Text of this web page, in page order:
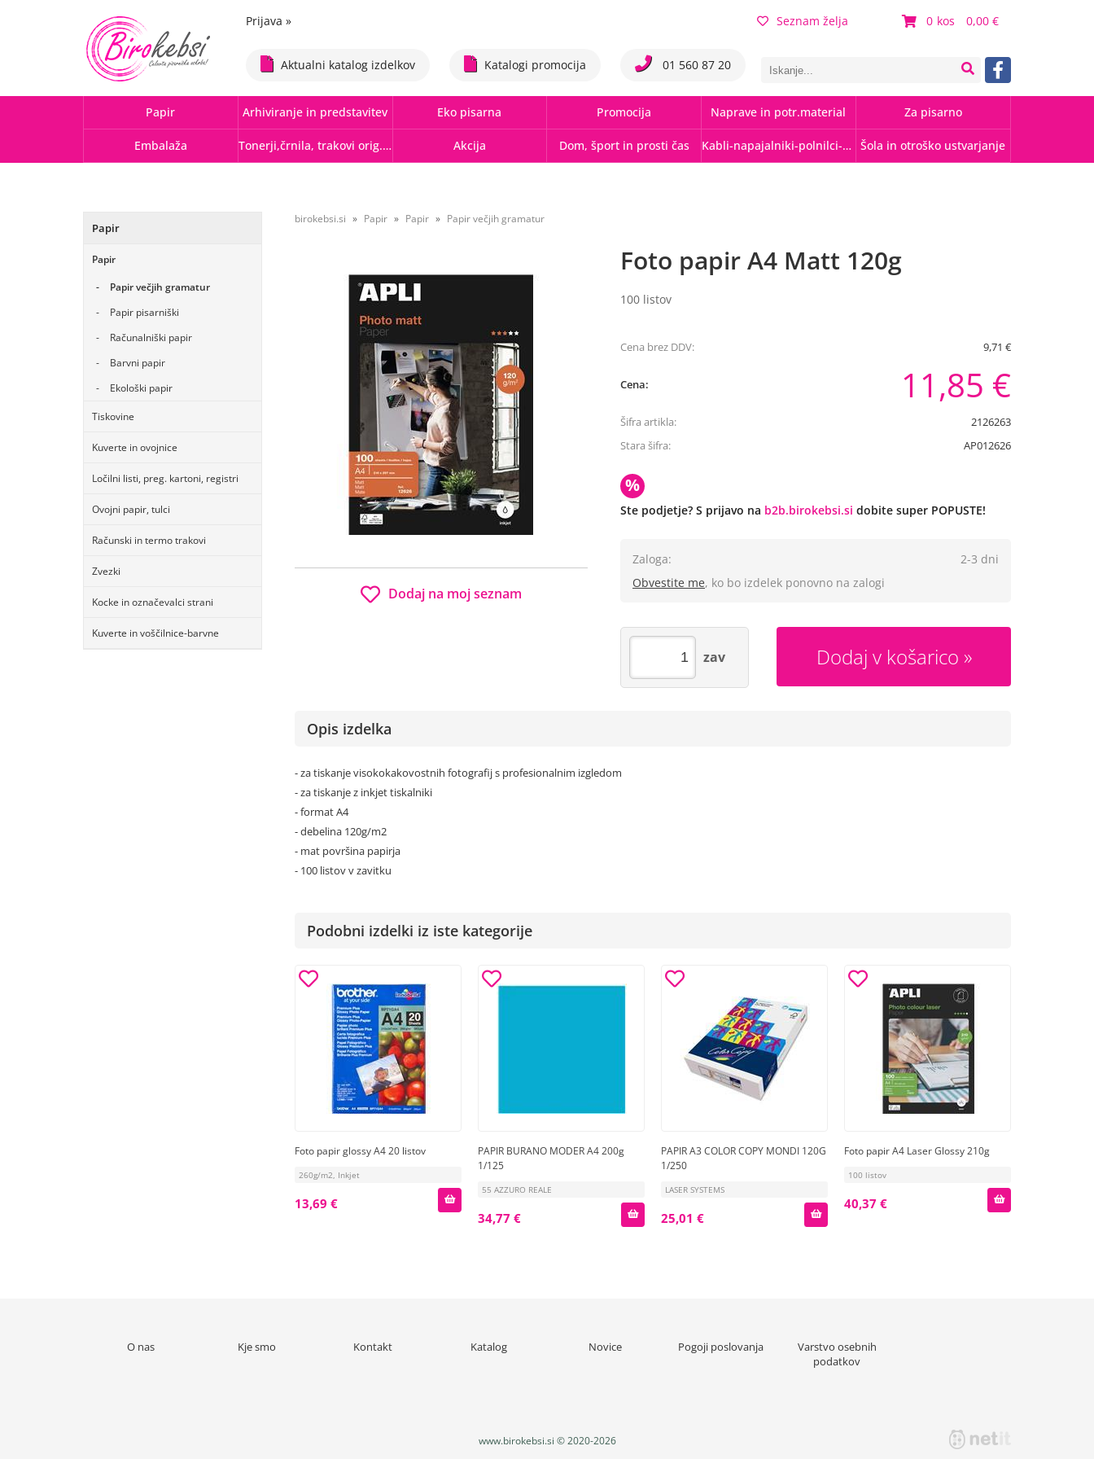
0 0,00
Prijava » Seznam želja
Aktualni katalog izdelkov Katalogi promocija 01 560 87 20
Papir Arhiviranje in predstavitev Eko pisarna Promocija Naprave in potr.material Za pisarno
Embalaža Tonerji,črnila, trakovi orig.-rec. Akcija Dom, šport in prosti čas Kabli-napajalniki-polnilci-hubi Šola in otroško ustvarjanje
Papir
Papir
Papir večjih gramatur
Papir pisarniški
Računalniški papir
Barvni papir
Ekološki papir
Tiskovine
Kuverte in ovojnice
Ločilni listi, preg. kartoni, registri
Ovojni papir, tulci
Računski in termo trakovi
Zvezki
Kocke in označevalci strani
Kuverte in voščilnice-barvne
birokebsi.si Papir Papir Papir večjih gramatur
Foto papir A4 Matt 120g
100 listov
Dodaj na moj seznam
Cena brez DDV: 9,71 €
Cena: 11,85 €
Šifra artikla:
2126263
Stara šifra:
AP012626
%
Ste podjetje? S prijavo na b2b.birokebsi.si dobite super POPUSTE!
Zaloga:
2-3 dni
Obvestite me, ko bo izdelek ponovno na zalogi
Dodaj v košarico
zav
Opis izdelka
- za tiskanje visokokakovostnih fotografij s profesionalnim izgledom
- za tiskanje z inkjet tiskalniki
- format A4
- debelina 120g/m2
- mat površina papirja
- 100 listov v zavitku
Podobni izdelki iz iste kategorije
Foto papir glossy A4 20 listov
260g/m2, Inkjet
13,69 €
PAPIR BURANO MODER A4 200g
1/125
55 AZZURO REALE
34,77 €
PAPIR A3 COLOR COPY MONDI 120G
1/250
LASER SYSTEMS
25,01 €
Foto papir A4 Laser Glossy 210g
100 listov
40,37 €
O nas Kje smo Kontakt Katalog Novice Pogoji poslovanja
Varstvo osebnih
podatkov
www.birokebsi.si © 2020-2026